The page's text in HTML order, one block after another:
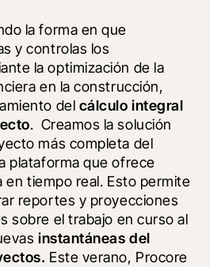
la forma en que
y controlas los
la optimización de la
en la construcción,
del cálculo integral
.  Creamos la solución
más completa del
plataforma que ofrece
en tiempo real. Esto permite
reportes y proyecciones
sobre el trabajo en curso al
instantáneas del
Este verano, Procore